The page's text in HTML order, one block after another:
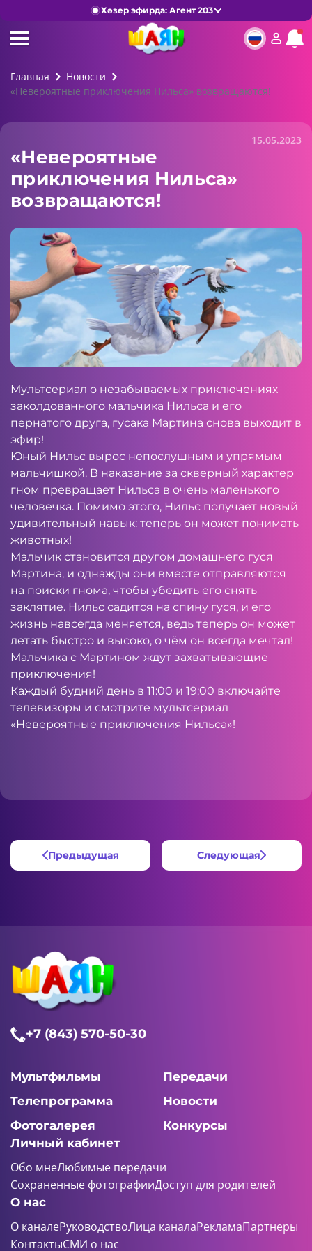
Хәзер эфирда: Агент 203
Главная
Новости
«Невероятные приключения Нильса» возвращаются!
15.05.2023
«Невероятные
приключения Нильса»
возвращаются!
Мультсериал о незабываемых приключениях
заколдованного мальчика Нильса и его
пернатого друга, гусака Мартина снова выходит в
эфир!
Юный Нильс вырос непослушным и упрямым
мальчишкой. В наказание за скверный характер
гном превращает Нильса в очень маленького
человечка. Помимо этого, Нильс получает новый
удивительный навык: теперь он может понимать
животных!
Мальчик становится другом домашнего гуся
Мартина, и однажды они вместе отправляются
на поиски гнома, чтобы убедить его снять
заклятие. Нильс садится на спину гуся, и его
жизнь навсегда меняется, ведь теперь он может
летать быстро и высоко, о чём он всегда мечтал!
Мальчика с Мартином ждут захватывающие
приключения!
Каждый будний день в 11:00 и 19:00 включайте
телевизоры и смотрите мультсериал
«Невероятные приключения Нильса»!
Предыдущая Следующая
+7 (843) 570-50-30
Мультфильмы
Передачи
Телепрограмма
Новости
Фотогалерея
Конкурсы
Личный кабинет
Обо мнеЛюбимые передачи
Сохраненные фотографииДоступ для родителей
О нас
О каналеРуководствоЛица каналаРекламаПартнеры
КонтактыСМИ о нас